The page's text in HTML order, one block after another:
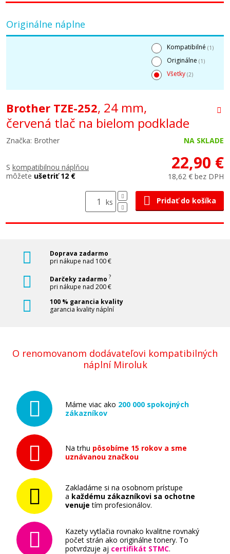
Originálne náplne
Kompatibilné (1)
Originálne (1)
Všetky (2)
Brother TZE-252, 24 mm,
červená tlač na bielom podklade
Značka: Brother NA SKLADE
S kompatibilnou náplňou
môžete ušetriť 12 €
22,90 €
18,62 € bez DPH
ks Pridať do košíka
Doprava zadarmo
pri nákupe nad 100 €
Darčeky zadarmo ?
pri nákupe nad 200 €
100 % garancia kvality
garancia kvality náplní
O renomovanom dodávateľovi kompatibilných
náplní Miroluk
Máme viac ako 200 000 spokojných
zákazníkov
Na trhu pôsobíme 15 rokov a sme
uznávanou značkou
Zakladáme si na osobnom prístupe
a každému zákazníkovi sa ochotne
venuje tím profesionálov.
Kazety vytlačia rovnako kvalitne rovnaký
počet strán ako originálne tonery. To
potvrdzuje aj certifikát STMC.